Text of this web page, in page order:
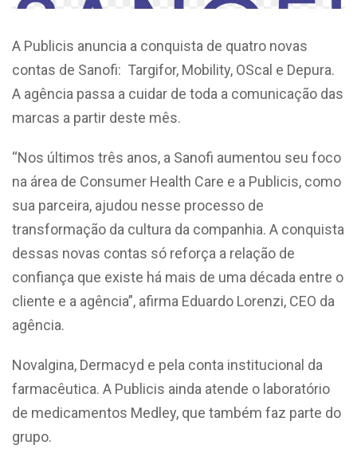
A Publicis anuncia a conquista de quatro novas
contas de Sanofi: Targifor, Mobility, OScal e Depura.
A agência passa a cuidar de toda a comunicação das
marcas a partir deste mês.
“Nos últimos três anos, a Sanofi aumentou seu foco
na área de Consumer Health Care e a Publicis, como
sua parceira, ajudou nesse processo de
transformação da cultura da companhia. A conquista
dessas novas contas só reforça a relação de
confiança que existe há mais de uma década entre o
cliente e a agência”, afirma Eduardo Lorenzi, CEO da
agência.
Novalgina, Dermacyd e pela conta institucional da
farmacêutica. A Publicis ainda atende o laboratório
de medicamentos Medley, que também faz parte do
grupo.